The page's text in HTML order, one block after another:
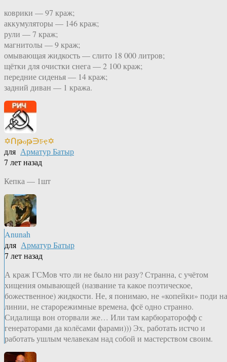
коврики — 97 краж;
аккумуляторы — 146 краж;
рули — 7 краж;
магнитолы — 9 краж;
омывающая жидкость — слито 18 000 литров;
щётки для очистки снега — 2 100 краж;
передние сиденья — 14 краж;
задний диван — 1 кража.
✡Ոթℴթ∋চҿ✡
для Арматур Батыр
7 лет назад
Кепка — 1шт
Anunah
для Арматур Батыр
7 лет назад
А краж ГСМов что ли не было ни разу? Странна, с учётом
хищения омывающей (название та какое поэтическое,
божественное) жидкости. Не, я понимаю, не «копейки» поди на
линии, не старорежимные времена, фсё одно странно.
Сидалища вон оторвали же… Или там карбюраторофф с
генераторами да колёсами фарами))) Эх, работать истчо и
работать ушлым челавекам над собой и мастерством своим.